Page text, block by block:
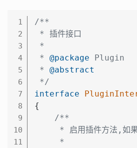
1
2
3
4
5
6
7
8
9
10
11
/**
* 插件接口
*
* @package Plugin
* @abstract
*/
interface
{
/**
* 启用插件方法,如果
     *